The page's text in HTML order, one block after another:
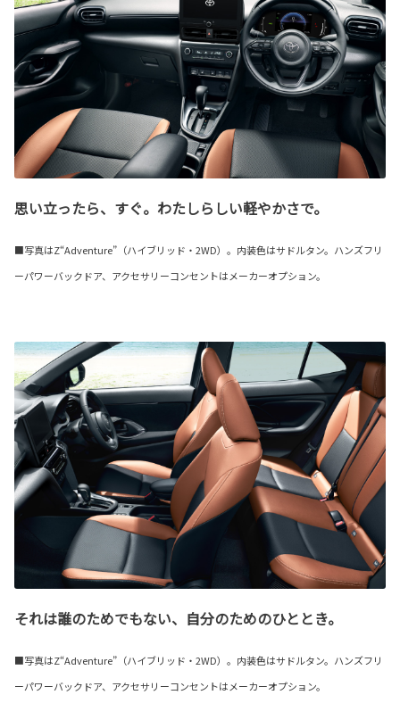
思い立ったら、すぐ。わたしらしい軽やかさで。
■写真はZ“Adventure”（ハイブリッド・2WD）。内装色はサドルタン。ハンズフリ
ーパワーバックドア、アクセサリーコンセントはメーカーオプション。
それは誰のためでもない、自分のためのひととき。
■写真はZ“Adventure”（ハイブリッド・2WD）。内装色はサドルタン。ハンズフリ
ーパワーバックドア、アクセサリーコンセントはメーカーオプション。